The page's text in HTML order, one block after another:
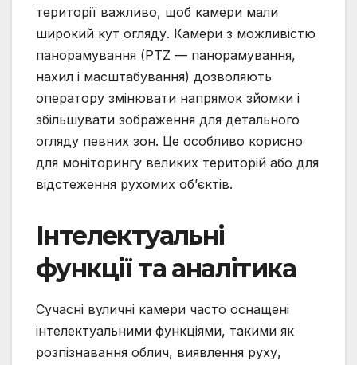
території важливо, щоб камери мали
широкий кут огляду. Камери з можливістю
панорамування (PTZ — панорамування,
нахил і масштабування) дозволяють
оператору змінювати напрямок зйомки і
збільшувати зображення для детального
огляду певних зон. Це особливо корисно
для моніторингу великих територій або для
відстеження рухомих об’єктів.
Інтелектуальні
функції та аналітика
Сучасні вуличні камери часто оснащені
інтелектуальними функціями, такими як
розпізнавання облич, виявлення руху,